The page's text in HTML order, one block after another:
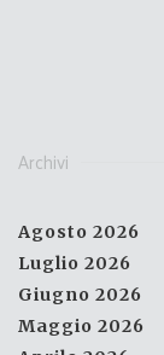
Archivi
Agosto 2026
Luglio 2026
Giugno 2026
Maggio 2026